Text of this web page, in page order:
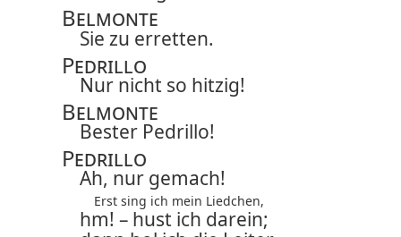
Belmonte
Sie zu erretten.
Pedrillo
Nur nicht so hitzig!
Belmonte
Bester Pedrillo!
Pedrillo
Ah, nur gemach!
Erst sing ich mein Liedchen,
hm! – hust ich darein;